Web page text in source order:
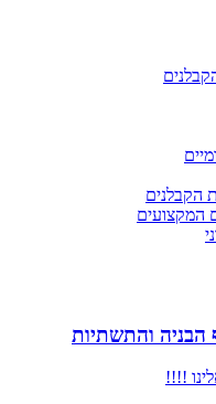
הקבלנים
המקצועים
הבניה והתשתיות